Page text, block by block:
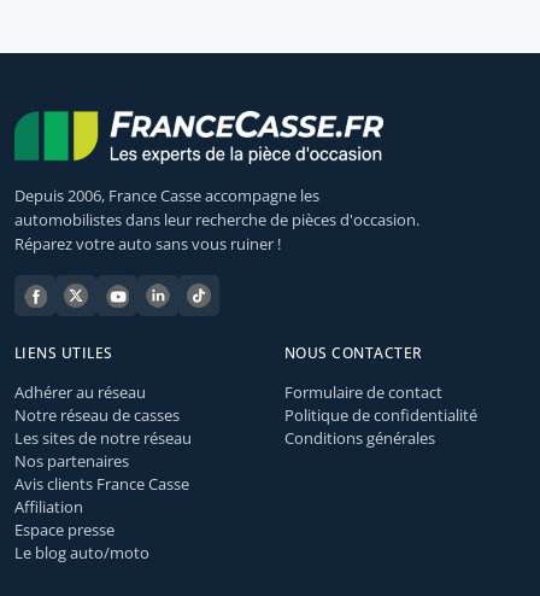
Depuis 2006, France Casse accompagne les
automobilistes dans leur recherche de pièces d'occasion.
Réparez votre auto sans vous ruiner !
LIENS UTILES
Adhérer au réseau
Notre réseau de casses
Les sites de notre réseau
Nos partenaires
Avis clients France Casse
Affiliation
Espace presse
Le blog auto/moto
NOUS CONTACTER
Formulaire de contact
Politique de confidentialité
Conditions générales